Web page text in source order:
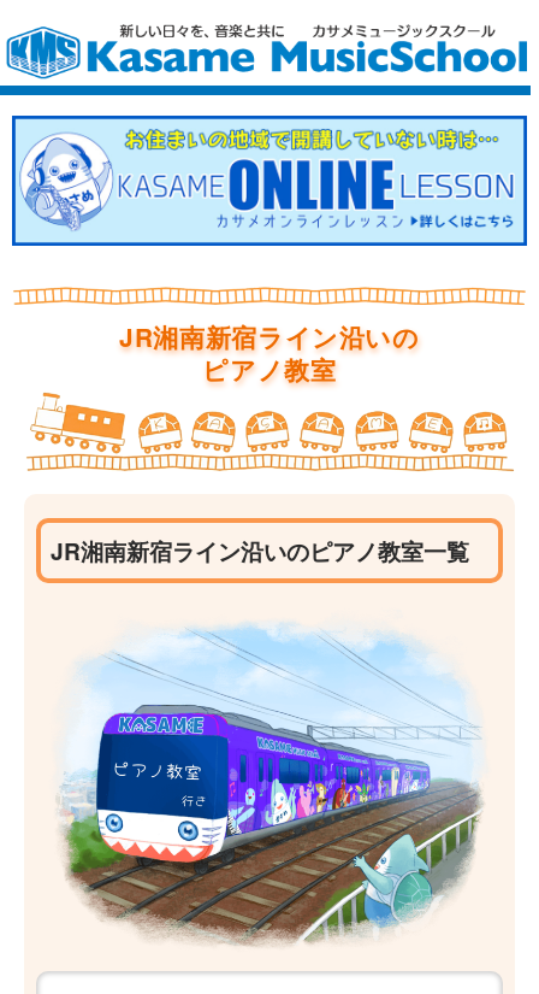
JR湘南新宿ライン沿いの
ピアノ教室
JR湘南新宿ライン沿いのピアノ教室一覧